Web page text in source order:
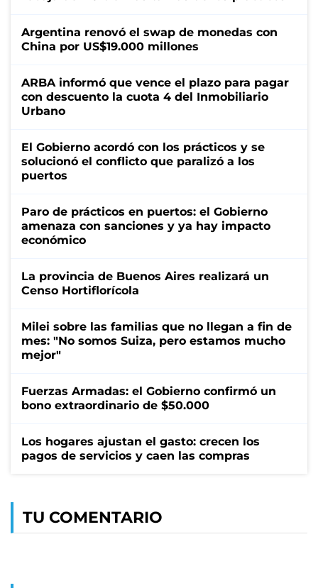
Argentina renovó el swap de monedas con
China por US$19.000 millones
ARBA informó que vence el plazo para pagar
con descuento la cuota 4 del Inmobiliario
Urbano
El Gobierno acordó con los prácticos y se
solucionó el conflicto que paralizó a los
puertos
Paro de prácticos en puertos: el Gobierno
amenaza con sanciones y ya hay impacto
económico
La provincia de Buenos Aires realizará un
Censo Hortiflorícola
Milei sobre las familias que no llegan a fin de
mes: "No somos Suiza, pero estamos mucho
mejor"
Fuerzas Armadas: el Gobierno confirmó un
bono extraordinario de $50.000
Los hogares ajustan el gasto: crecen los
pagos de servicios y caen las compras
TU COMENTARIO